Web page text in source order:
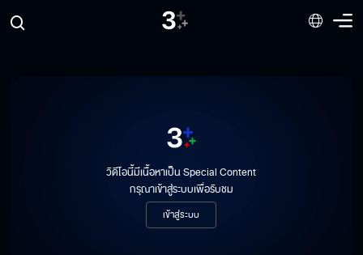
วิดีโอนี้มีเนื้อหาเป็น Special Content
กรุณาเข้าสู่ระบบเพื่อรับชม
เข้าสู่ระบบ